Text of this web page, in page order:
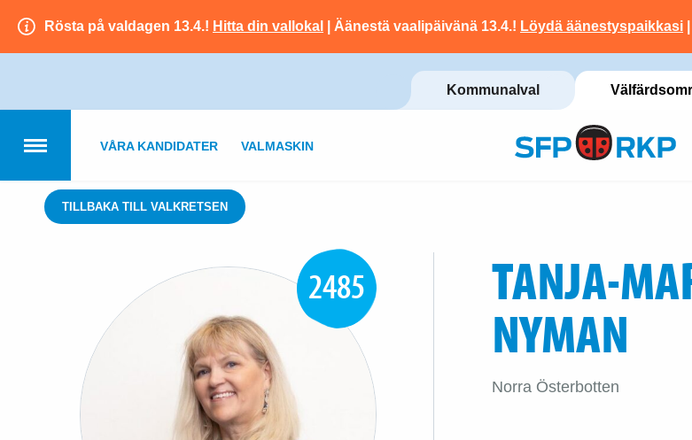
Rösta på valdagen 13.4.! Hitta din vallokal | Äänestä vaalipäivänä 13.4.! Löydä äänestyspaikkasi
Kommunalval
VÅRA KANDIDATER VALMASKIN
TILLBAKA TILL VALKRETSEN
2485 TANJA-
NYMAN
Norra Österbotten